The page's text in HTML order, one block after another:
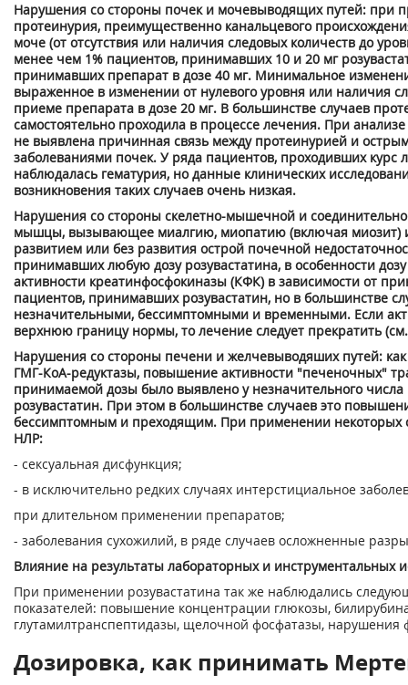
Нарушения со стороны почек и мочевыводящих путей: при
протеинурия, преимущественно канальцевого
моче (от отсутствия или наличия следовых количеств до
менее чем 1% пациентов, принимавших 10 и 20 мг
принимавших препарат в дозе 40 мг. Минимальное
выраженное в изменении от нулевого уровня или наличия
приеме препарата в дозе 20 мг. В большинстве случаев
самостоятельно проходила в процессе лечения. При
не выявлена причинная связь между протеинурией и
заболеваниями почек. У ряда пациентов, проходивших курс
наблюдалась гематурия, но данные клинических
возникновения таких случаев очень низкая.
Нарушения со стороны скелетно-мышечной и
мышцы, вызывающее миалгию, миопатию (включая миозит) и
развитием или без развития острой почечной
принимавших любую дозу розувастатина, в особенности
активности креатинфосфокиназы (КФК) в зависимости от
пациентов, принимавших розувастатин, но в большинстве
незначительными, бессимптомными и временными. Если
верхнюю границу нормы, то лечение следует прекратить
Нарушения со стороны печени и желчевыводяших путей:
ГМГ-КоА-редуктазы, повышение активности "печеночных"
принимаемой дозы было выявлено у незначительного
розувастатин. При этом в большинстве случаев это
бессимптомным и преходящим. При применении некоторых
HЛP:
- сексуальная дисфункция;
- в исключительно редких случаях интерстициальное
при длительном применении препаратов;
- заболевания сухожилий, в ряде случаев осложненные
Влияние на результаты лабораторных и инструментальных
При применении розувастатина так же наблюдались
показателей: повышение концентрации глюкозы,
глутамилтранспептидазы, щелочной фосфатазы,
Дозировка, как принимать